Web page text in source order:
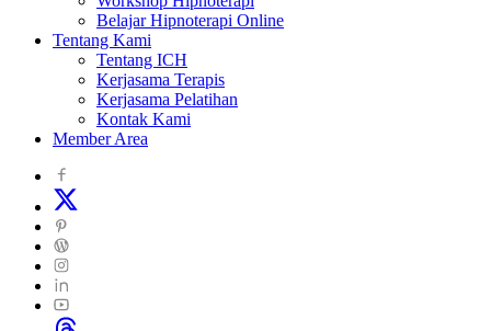
Belajar Hipnoterapi Online
Tentang Kami
Tentang ICH
Kerjasama Terapis
Kerjasama Pelatihan
Kontak Kami
Member Area